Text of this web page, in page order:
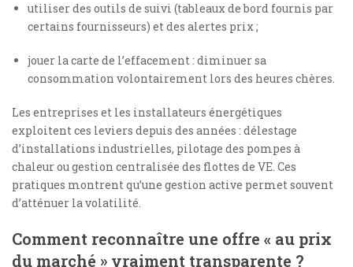
utiliser des outils de suivi (tableaux de bord fournis par
certains fournisseurs) et des alertes prix ;
jouer la carte de l’effacement : diminuer sa
consommation volontairement lors des heures chères.
Les entreprises et les installateurs énergétiques
exploitent ces leviers depuis des années : délestage
d’installations industrielles, pilotage des pompes à
chaleur ou gestion centralisée des flottes de VE. Ces
pratiques montrent qu’une gestion active permet souvent
d’atténuer la volatilité.
Comment reconnaître une offre « au prix
du marché » vraiment transparente ?